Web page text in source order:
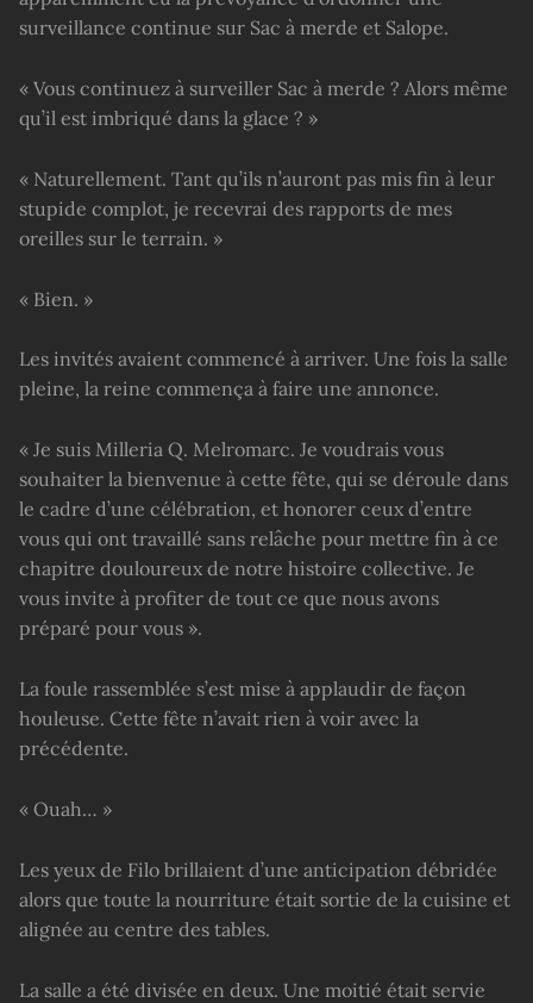
surveillance continue sur Sac à merde et Salope.
« Vous continuez à surveiller Sac à merde ? Alors même
qu’il est imbriqué dans la glace ? »
« Naturellement. Tant qu’ils n’auront pas mis fin à leur
stupide complot, je recevrai des rapports de mes
oreilles sur le terrain. »
« Bien. »
Les invités avaient commencé à arriver. Une fois la salle
pleine, la reine commença à faire une annonce.
« Je suis Milleria Q. Melromarc. Je voudrais vous
souhaiter la bienvenue à cette fête, qui se déroule dans
le cadre d’une célébration, et honorer ceux d’entre
vous qui ont travaillé sans relâche pour mettre fin à ce
chapitre douloureux de notre histoire collective. Je
vous invite à profiter de tout ce que nous avons
préparé pour vous ».
La foule rassemblée s’est mise à applaudir de façon
houleuse. Cette fête n’avait rien à voir avec la
précédente.
« Ouah… »
Les yeux de Filo brillaient d’une anticipation débridée
alors que toute la nourriture était sortie de la cuisine et
alignée au centre des tables.
La salle a été divisée en deux. Une moitié était servie